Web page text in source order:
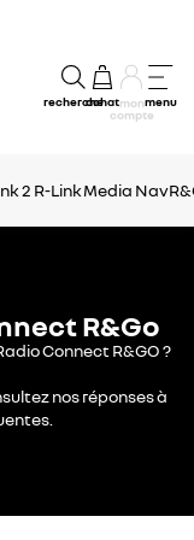
rechercheachatmon
compte
menu
2 R-LinkMedia Nav
R&Go
Connect R&GO ?
nos réponses à